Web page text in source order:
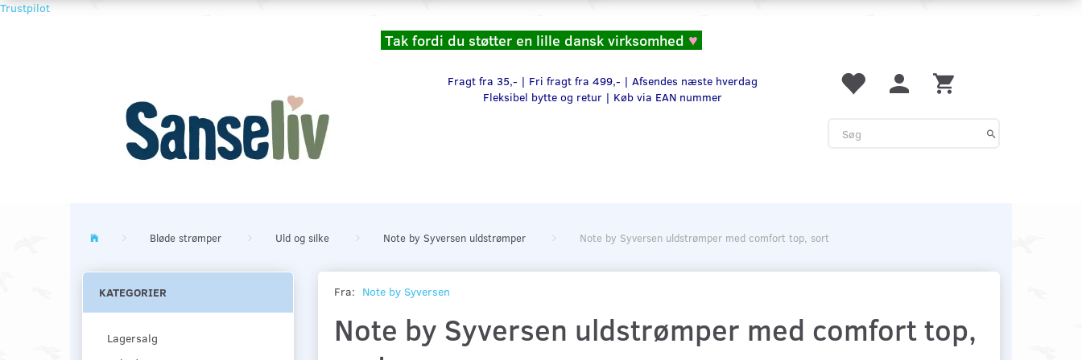
Trustpilot
Tak fordi du støtter en lille dansk virksomhed ♥
Fragt fra 35,- | Fri fragt fra 499,- | Afsendes næste hverdag
Fleksibel bytte og retur | Køb via EAN nummer
Bløde strømper Uld og silke Note by Syversen uldstrømper Note by Syversen uldstrømper med comfort top, sort
KATEGORIER
Lagersalg
Fra: Note by Syversen
Note by Syversen uldstrømper med comfort top,